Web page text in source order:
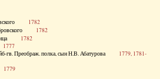
1782
1782
1782
1777
гв. Преображ. полка, сын Н.В. Абатурова 1779, 1781-
1779